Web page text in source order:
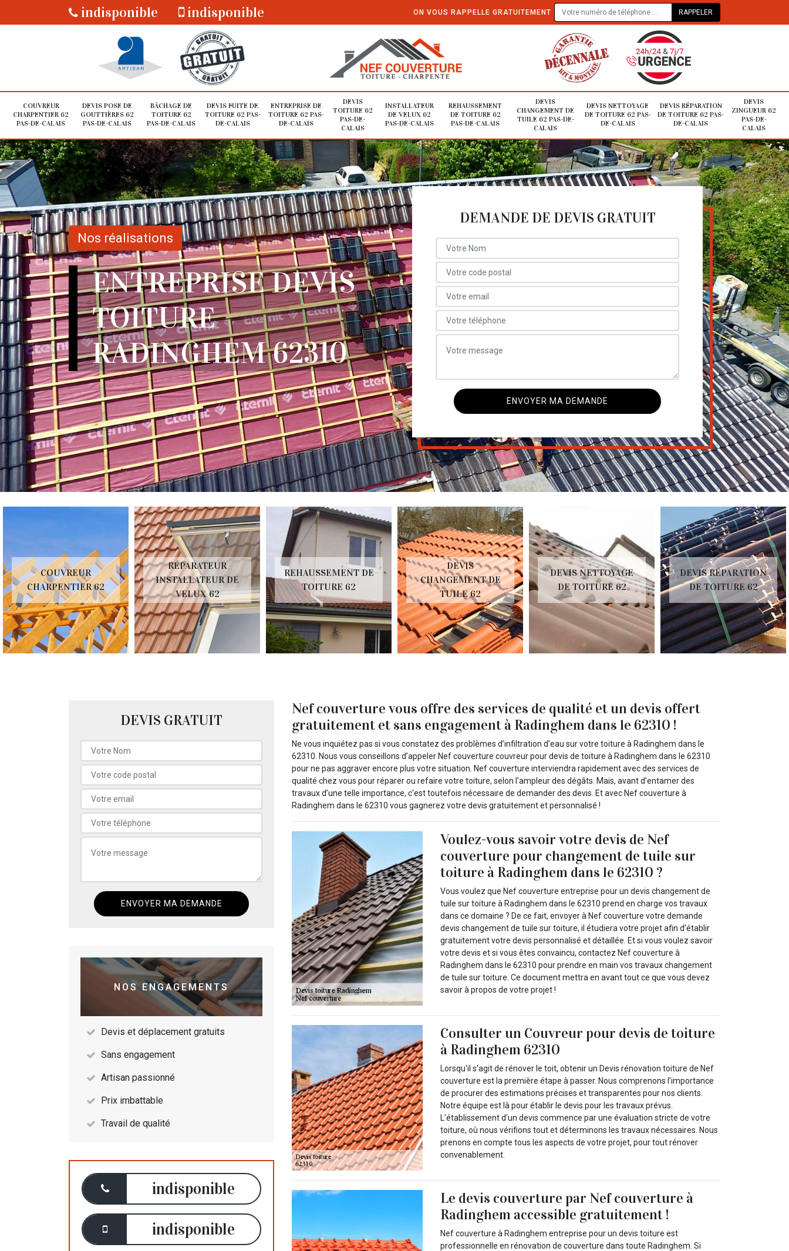
indisponible indisponible ON VOUS RAPPELLE GRATUITEMENT
COUVREUR
CHARPENTIER 62
PAS-DE-CALAIS
DEVIS POSE DE
GOUTTIÈRES 62
PAS-DE-CALAIS
BÂCHAGE DE
TOITURE 62
PAS-DE-CALAIS
DEVIS FUITE DE
TOITURE 62 PAS-
DE-CALAIS
ENTREPRISE DE
TOITURE 62 PAS-
DE-CALAIS
DEVIS
TOITURE 62
PAS-DE-
CALAIS
INSTALLATEUR
DE VELUX 62
PAS-DE-CALAIS
REHAUSSEMENT
DE TOITURE 62
PAS-DE-CALAIS
DEVIS
CHANGEMENT DE
TUILE 62 PAS-DE-
CALAIS
DEVIS NETTOYAGE
DE TOITURE 62 PAS-
DE-CALAIS
DEVIS RÉPARATION
DE TOITURE 62 PAS-
DE-CALAIS
DEVIS
ZINGUEUR 62
PAS-DE-
CALAIS
Nos réalisations
ENTREPRISE DEVIS
TOITURE
RADINGHEM 62310
DEMANDE DE DEVIS GRATUIT
COUVREUR
CHARPENTIER 62
RÉPARATEUR
INSTALLATEUR DE
VELUX 62
REHAUSSEMENT DE
TOITURE 62
DEVIS
CHANGEMENT DE
TUILE 62
DEVIS NETTOYAGE
DE TOITURE 62
DEVIS RÉPARATION
DE TOITURE 62
DEVIS GRATUIT
NOS ENGAGEMENTS
Devis et déplacement gratuits
Sans engagement
Artisan passionné
Prix imbattable
Travail de qualité
indisponible
indisponible
Nef couverture vous offre des services de qualité et un devis offert
gratuitement et sans engagement à Radinghem dans le 62310 !
Ne vous inquiétez pas si vous constatez des problèmes d’infiltration d’eau sur votre toiture à Radinghem dans le
62310. Nous vous conseillons d’appeler Nef couverture couvreur pour devis de toiture à Radinghem dans le 62310
pour ne pas aggraver encore plus votre situation. Nef couverture interviendra rapidement avec des services de
qualité chez vous pour réparer ou refaire votre toiture, selon l’ampleur des dégâts. Mais, avant d’entamer des
travaux d’une telle importance, c'est toutefois nécessaire de demander des devis. Et avec Nef couverture à
Radinghem dans le 62310 vous gagnerez votre devis gratuitement et personnalisé !
Voulez-vous savoir votre devis de Nef
couverture pour changement de tuile sur
toiture à Radinghem dans le 62310 ?
Vous voulez que Nef couverture entreprise pour un devis changement de
tuile sur toiture à Radinghem dans le 62310 prend en charge vos travaux
dans ce domaine ? De ce fait, envoyer à Nef couverture votre demande
devis changement de tuile sur toiture, il étudiera votre projet afin d’établir
gratuitement votre devis personnalisé et détaillée. Et si vous voulez savoir
votre devis et si vous êtes convaincu, contactez Nef couverture à
Radinghem dans le 62310 pour prendre en main vos travaux changement
de tuile sur toiture. Ce document mettra en avant tout ce que vous devez
savoir à propos de votre projet !
Consulter un Couvreur pour devis de toiture
à Radinghem 62310
Lorsqu'il s'agit de rénover le toit, obtenir un Devis rénovation toiture de Nef
couverture est la première étape à passer. Nous comprenons l'importance
de procurer des estimations précises et transparentes pour nos clients.
Notre équipe est là pour établir le devis pour les travaux prévus.
L’établissement d’un devis commence par une évaluation stricte de votre
toiture, où nous vérifions tout et déterminons les travaux nécessaires. Nous
prenons en compte tous les aspects de votre projet, pour tout rénover
convenablement.
Le devis couverture par Nef couverture à
Radinghem accessible gratuitement !
Nef couverture à Radinghem entreprise pour un devis toiture est
professionnelle en rénovation de couverture dans toute Radinghem. Si